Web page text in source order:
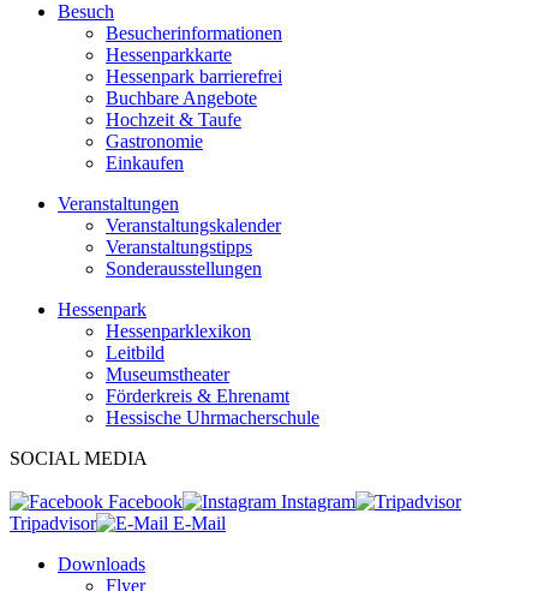
Besuch
Besucherinformationen
Hessenparkkarte
Hessenpark barrierefrei
Buchbare Angebote
Hochzeit & Taufe
Gastronomie
Einkaufen
Veranstaltungen
Veranstaltungskalender
Veranstaltungstipps
Sonderausstellungen
Hessenpark
Hessenparklexikon
Leitbild
Museumstheater
Förderkreis & Ehrenamt
Hessische Uhrmacherschule
SOCIAL MEDIA
Facebook
Instagram
Tripadvisor
E-Mail
Downloads
Flyer